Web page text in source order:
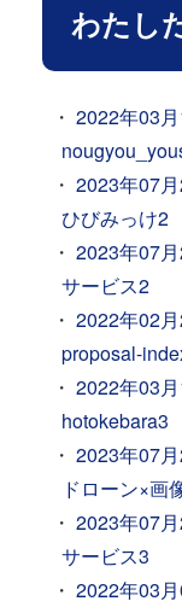
わたし
2022年03
2023年07
ひびみっけ2
2023年07
サービス2
2022年02
proposal-
2022年03
hotokebara3
2023年07
ドローン×画
2023年07
サービス3
2022年03